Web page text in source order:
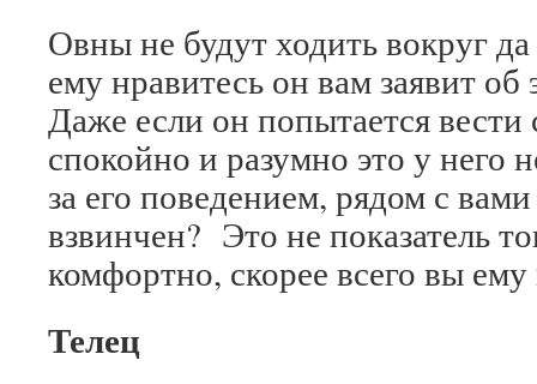
Овны не будут ходить вокруг
ему нравитесь он вам заявит
Даже если он попытается вести
спокойно и разумно это у него
за его поведением, рядом с
взвинчен? Это не показатель
комфортно, скорее всего вы
Телец